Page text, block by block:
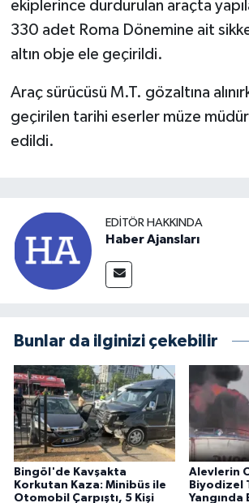
ekiplerince durdurulan araçta
330 adet Roma Dönemine ait
altın obje ele geçirildi.
Araç sürücüsü M.T. gözaltına
geçirilen tarihi eserler müze
edildi.
EDITÖR HAKKINDA
Haber Ajansları
Bunlar da ilginizi çekebilir
Bingöl'de Kavşakta
Korkutan Kaza: Minibüs ile
Otomobil Çarpıştı, 5 Kişi
Alevlerin
Biyodizel
Yangında